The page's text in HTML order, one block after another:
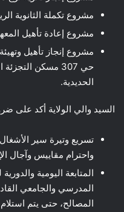
مشروع تكملة الثانوية
مشروع إعادة تأهيل
مشروع إنجاز تأهيل
الحديدية.
السيد والي الولاية أكد على
تسريع وتيرة سير
واحترام مقاييس وآجال
المتابعة اليومية
المصالح، حتى يتم